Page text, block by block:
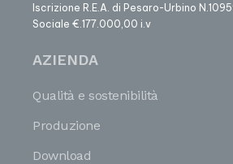
Iscrizione R.E.A. di Pesaro-Urbino
Sociale €.177.000,00 i.v
AZIENDA
Qualità e sostenibilità
Produzione
Download